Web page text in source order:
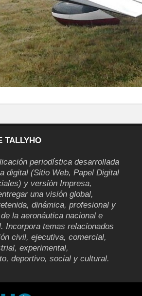
TALLYHO
periodística desarrollada
digital (Sitio Web, Papel Digital
y versión Impresa,
una visión global,
dinámica, profesional y
la aeronáutica nacional e
Incorpora temas relacionados
civil, ejecutiva, comercial,
experimental,
deportivo, social y cultural.